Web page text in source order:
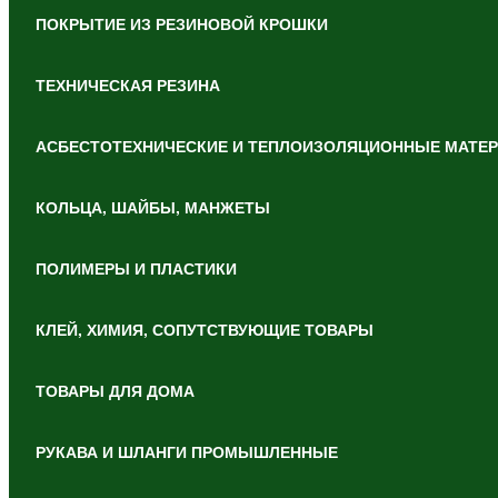
ПОКРЫТИЕ ИЗ РЕЗИНОВОЙ КРОШКИ
ТЕХНИЧЕСКАЯ РЕЗИНА
АСБЕСТОТЕХНИЧЕСКИЕ И ТЕПЛОИЗОЛЯЦИОННЫЕ
КОЛЬЦА, ШАЙБЫ, МАНЖЕТЫ
ПОЛИМЕРЫ И ПЛАСТИКИ
КЛЕЙ, ХИМИЯ, СОПУТСТВУЮЩИЕ ТОВАРЫ
ТОВАРЫ ДЛЯ ДОМА
РУКАВА И ШЛАНГИ ПРОМЫШЛЕННЫЕ